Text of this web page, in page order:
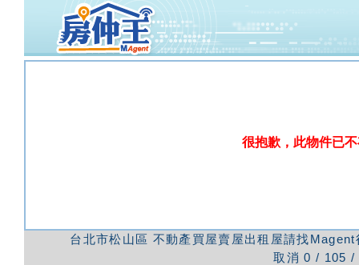
很抱歉，此物件已
台北市松山區 不動產買屋賣屋出租屋請找
取消 0 / 105 /